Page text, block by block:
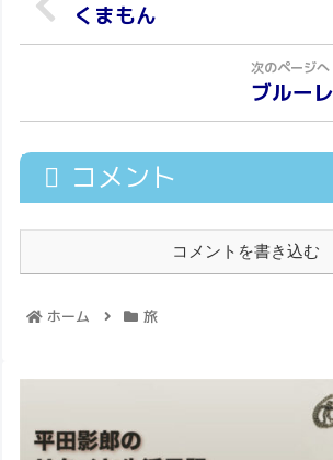
くまもん
ブルー
コメント
コメントを書き込む
ホーム 旅